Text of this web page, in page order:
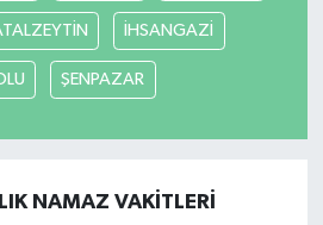
İHSANGAZİ
ŞENPAZAR
NAMAZ VAKITLERI